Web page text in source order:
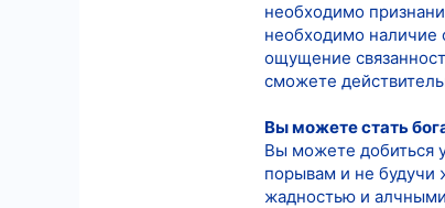
необходимо
необходимо наличие
ощущение
сможете
Вы можете стать
Вы можете добиться
порывам и не будучи
жадностью и